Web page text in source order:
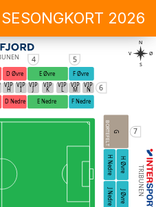
2026
TRIBUNEN
N
S
V Ø
4 5
6
7
BORTEFELT
D Øvre
D Nedre
E Øvre
E Nedre
F Øvre
F Nedre
G
H Øvre
H Nedre
J Øvre
J Nedre
VIP
H
VIP
I
VIP VIP
K
VIP
L
VIP
M
VIP
N